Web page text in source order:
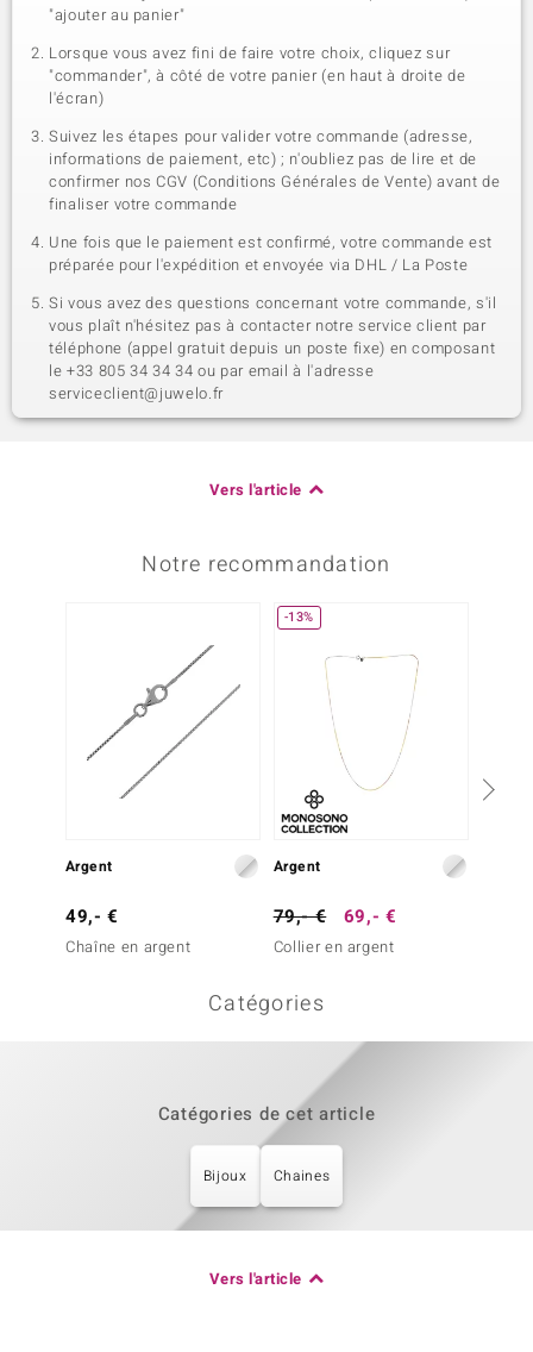
"ajouter au panier"
Lorsque vous avez fini de faire votre choix, cliquez sur
"commander", à côté de votre panier (en haut à droite de
l'écran)
Suivez les étapes pour valider votre commande (adresse,
informations de paiement, etc) ; n'oubliez pas de lire et de
confirmer nos CGV (Conditions Générales de Vente) avant de
finaliser votre commande
Une fois que le paiement est confirmé, votre commande est
préparée pour l'expédition et envoyée via DHL / La Poste
Si vous avez des questions concernant votre commande, s'il
vous plaît n'hésitez pas à contacter notre service client par
téléphone (appel gratuit depuis un poste fixe) en composant
le +33 805 34 34 34 ou par email à l'adresse
serviceclient@juwelo.fr
Vers l'article
Notre recommandation
Argent
49,- €
Chaîne en argent
-13%
Argent
79,- € 69,- €
Collier en argent
Catégories
Catégories de cet article
Bijoux Chaines
Vers l'article